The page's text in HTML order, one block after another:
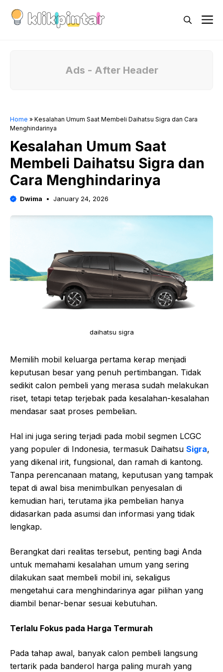
Ads - After Header
Home » Kesalahan Umum Saat Membeli Daihatsu Sigra dan Cara
Menghindarinya
Kesalahan Umum Saat
Membeli Daihatsu Sigra dan
Cara Menghindarinya
Dwima January 24, 2026
daihatsu sigra
Memilih mobil keluarga pertama kerap menjadi
keputusan besar yang penuh pertimbangan. Tidak
sedikit calon pembeli yang merasa sudah melakukan
riset, tetapi tetap terjebak pada kesalahan-kesalahan
mendasar saat proses pembelian.
Hal ini juga sering terjadi pada mobil segmen LCGC
yang populer di Indonesia, termasuk Daihatsu Sigra,
yang dikenal irit, fungsional, dan ramah di kantong.
Tanpa perencanaan matang, keputusan yang tampak
tepat di awal bisa menimbulkan penyesalan di
kemudian hari, terutama jika pembelian hanya
didasarkan pada asumsi dan informasi yang tidak
lengkap.
Berangkat dari realitas tersebut, penting bagi Anda
untuk memahami kesalahan umum yang sering
dilakukan saat membeli mobil ini, sekaligus
mengetahui cara menghindarinya agar pilihan yang
diambil benar-benar sesuai kebutuhan.
Terlalu Fokus pada Harga Termurah
Pada tahap awal, banyak calon pembeli langsung
tertarik pada banderol harga paling murah yang